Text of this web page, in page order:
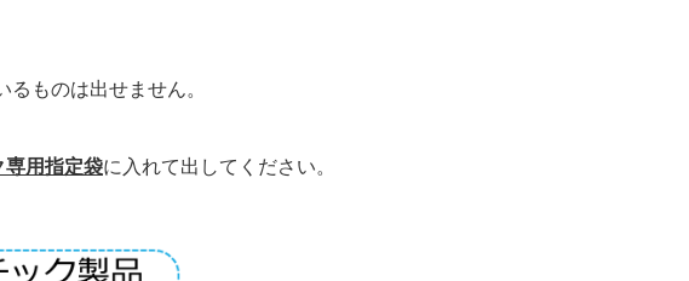
ものは出せません。
専用指定袋に入れて出してください。